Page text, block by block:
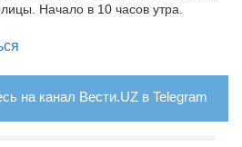
Начало в 10 часов утра.
на канал Вести.UZ в Telegram